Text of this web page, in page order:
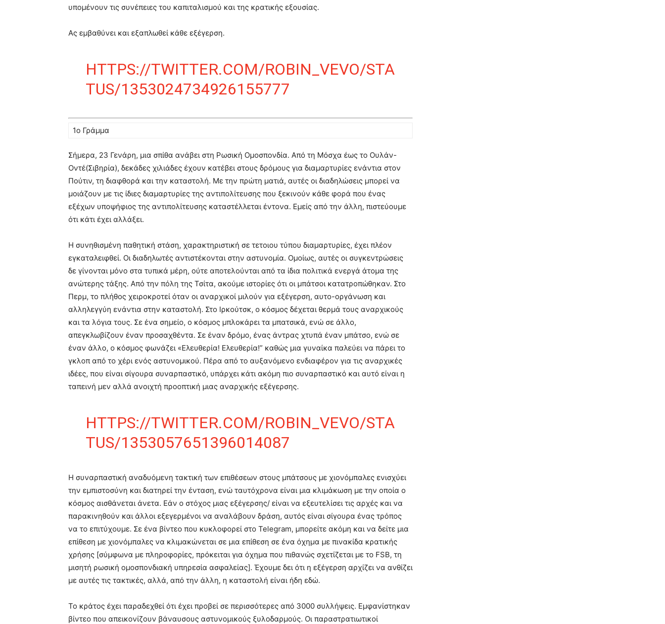
υπομένουν τις συνέπειες του καπιταλισμού και της κρατικής εξουσίας.
Ας εμβαθύνει και εξαπλωθεί κάθε εξέγερση.
HTTPS://TWITTER.COM/ROBIN_VEVO/STA
TUS/1353024734926155777
1ο Γράμμα
Σήμερα, 23 Γενάρη, μια σπίθα ανάβει στη Ρωσική Ομοσπονδία. Από τη Μόσχα έως το Ουλάν-
Οντέ(Σιβηρία), δεκάδες χιλιάδες έχουν κατέβει στους δρόμους για διαμαρτυρίες ενάντια στον
Πούτιν, τη διαφθορά και την καταστολή. Με την πρώτη ματιά, αυτές οι διαδηλώσεις μπορεί να
μοιάζουν με τις ίδιες διαμαρτυρίες της αντιπολίτευσης που ξεκινούν κάθε φορά που ένας
εξέχων υποψήφιος της αντιπολίτευσης καταστέλλεται έντονα. Εμείς από την άλλη, πιστεύουμε
ότι κάτι έχει αλλάξει.
Η συνηθισμένη παθητική στάση, χαρακτηριστική σε τετοιου τύπου διαμαρτυρίες, έχει πλέον
εγκαταλειφθεί. Οι διαδηλωτές αντιστέκονται στην αστυνομία. Ομοίως, αυτές οι συγκεντρώσεις
δε γίνονται μόνο στα τυπικά μέρη, ούτε αποτελούνται από τα ίδια πολιτικά ενεργά άτομα της
ανώτερης τάξης. Από την πόλη της Τσίτα, ακούμε ιστορίες ότι οι μπάτσοι κατατροπώθηκαν. Στο
Περμ, το πλήθος χειροκροτεί όταν οι αναρχικοί μιλούν για εξέγερση, αυτο-οργάνωση και
αλληλεγγύη ενάντια στην καταστολή. Στο Ιρκούτσκ, ο κόσμος δέχεται θερμά τους αναρχικούς
και τα λόγια τους. Σε ένα σημείο, ο κόσμος μπλοκάρει τα μπατσικά, ενώ σε άλλο,
απεγκλωβίζουν έναν προσαχθέντα. Σε έναν δρόμο, ένας άντρας χτυπά έναν μπάτσο, ενώ σε
έναν άλλο, ο κόσμος φωνάζει «Ελευθερία! Ελευθερία!” καθώς μια γυναίκα παλεύει να πάρει το
γκλοπ από το χέρι ενός αστυνομικού. Πέρα από το αυξανόμενο ενδιαφέρον για τις αναρχικές
ιδέες, που είναι σίγουρα συναρπαστικό, υπάρχει κάτι ακόμη πιο συναρπαστικό και αυτό είναι η
ταπεινή μεν αλλά ανοιχτή προοπτική μιας αναρχικής εξέγερσης.
HTTPS://TWITTER.COM/ROBIN_VEVO/STA
TUS/1353057651396014087
Η συναρπαστική αναδυόμενη τακτική των επιθέσεων στους μπάτσους με χιονόμπαλες ενισχύει
την εμπιστοσύνη και διατηρεί την ένταση, ενώ ταυτόχρονα είναι μια κλιμάκωση με την οποία ο
κόσμος αισθάνεται άνετα. Εάν ο στόχος μιας εξέγερσης/ είναι να εξευτελίσει τις αρχές και να
παρακινηθούν και άλλοι εξεγερμένοι να αναλάβουν δράση, αυτός είναι σίγουρα ένας τρόπος
να το επιτύχουμε. Σε ένα βίντεο που κυκλοφορεί στο Telegram, μπορείτε ακόμη και να δείτε μια
επίθεση με χιονόμπαλες να κλιμακώνεται σε μια επίθεση σε ένα όχημα με πινακίδα κρατικής
χρήσης [σύμφωνα με πληροφορίες, πρόκειται για όχημα που πιθανώς σχετίζεται με το FSB, τη
μισητή ρωσική ομοσπονδιακή υπηρεσία ασφαλείας]. Έχουμε δει ότι η εξέγερση αρχίζει να ανθίζει
με αυτές τις τακτικές, αλλά, από την άλλη, η καταστολή είναι ήδη εδώ.
Το κράτος έχει παραδεχθεί ότι έχει προβεί σε περισσότερες από 3000 συλλήψεις. Εμφανίστηκαν
βίντεο που απεικονίζουν βάναυσους αστυνομικούς ξυλοδαρμούς. Οι παραστρατιωτικοί